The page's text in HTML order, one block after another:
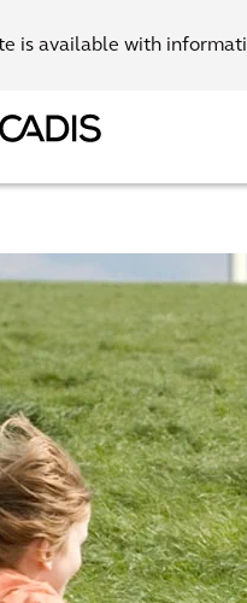
is available with